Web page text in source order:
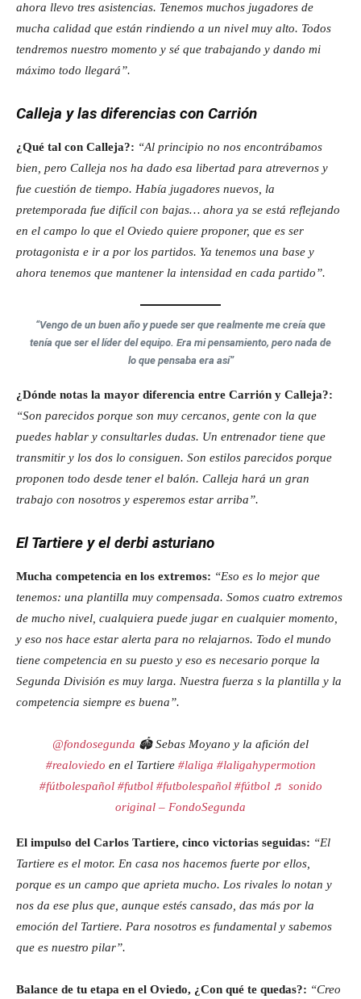
ahora llevo tres asistencias. Tenemos muchos jugadores de
mucha calidad que están rindiendo a un nivel muy alto. Todos
tendremos nuestro momento y sé que trabajando y dando mi
máximo todo llegará”.
Calleja y las diferencias con Carrión
¿Qué tal con Calleja?: “Al principio no nos encontrábamos
bien, pero Calleja nos ha dado esa libertad para atrevernos y
fue cuestión de tiempo. Había jugadores nuevos, la
pretemporada fue difícil con bajas… ahora ya se está reflejando
en el campo lo que el Oviedo quiere proponer, que es ser
protagonista e ir a por los partidos. Ya tenemos una base y
ahora tenemos que mantener la intensidad en cada partido”.
“Vengo de un buen año y puede ser que realmente me creía que
tenía que ser el líder del equipo. Era mi pensamiento, pero nada de
lo que pensaba era así”
¿Dónde notas la mayor diferencia entre Carrión y Calleja?:
“Son parecidos porque son muy cercanos, gente con la que
puedes hablar y consultarles dudas. Un entrenador tiene que
transmitir y los dos lo consiguen. Son estilos parecidos porque
proponen todo desde tener el balón. Calleja hará un gran
trabajo con nosotros y esperemos estar arriba”.
El Tartiere y el derbi asturiano
Mucha competencia en los extremos: “Eso es lo mejor que
tenemos: una plantilla muy compensada. Somos cuatro extremos
de mucho nivel, cualquiera puede jugar en cualquier momento,
y eso nos hace estar alerta para no relajarnos. Todo el mundo
tiene competencia en su puesto y eso es necesario porque la
Segunda División es muy larga. Nuestra fuerza s la plantilla y la
competencia siempre es buena”.
@fondosegunda 🏟 Sebas Moyano y la afición del
#realoviedo en el Tartiere #laliga #laligahypermotion
#fútbolespañol #futbol #futbolespañol #fútbol ♬ sonido
original – FondoSegunda
El impulso del Carlos Tartiere, cinco victorias seguidas: “El
Tartiere es el motor. En casa nos hacemos fuerte por ellos,
porque es un campo que aprieta mucho. Los rivales lo notan y
nos da ese plus que, aunque estés cansado, das más por la
emoción del Tartiere. Para nosotros es fundamental y sabemos
que es nuestro pilar”.
Balance de tu etapa en el Oviedo, ¿Con qué te quedas?: “Creo